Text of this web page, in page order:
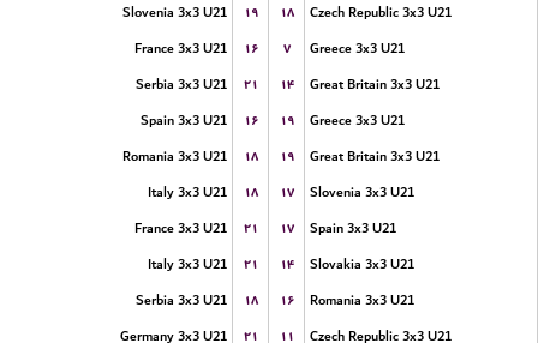
Slovenia 3x3 U21
۱۹ ۱۸
Czech Republic 3x3 U21
France 3x3 U21
۱۶ ۷
Greece 3x3 U21
Serbia 3x3 U21
۲۱ ۱۴
Great Britain 3x3 U21
Spain 3x3 U21
۱۶ ۱۹
Greece 3x3 U21
Romania 3x3 U21
۱۸ ۱۹
Great Britain 3x3 U21
Italy 3x3 U21
۱۸ ۱۷
Slovenia 3x3 U21
France 3x3 U21
۲۱ ۱۷
Spain 3x3 U21
Italy 3x3 U21
۲۱ ۱۴
Slovakia 3x3 U21
Serbia 3x3 U21
۱۸ ۱۶
Romania 3x3 U21
Germany 3x3 U21
۲۱ ۱۱
Czech Republic 3x3 U21